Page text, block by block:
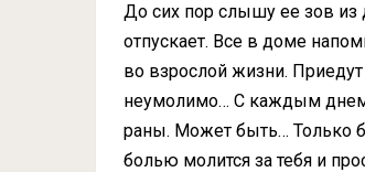
До сих пор слышу ее зов из
отпускает. Все в доме
во взрослой жизни.
неумолимо… С каждым днем
раны. Может быть… Только
болью молится за тебя и